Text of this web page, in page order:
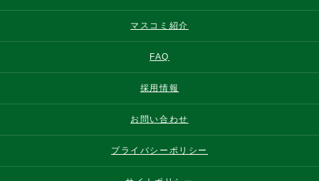
マスコミ紹介
FAQ
採用情報
お問い合わせ
プライバシーポリシー